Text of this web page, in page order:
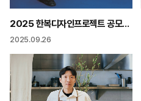
2025 한복디자인프로젝트 공모전 대상 ‘바주요’ 박준용 대표
2025.09.26